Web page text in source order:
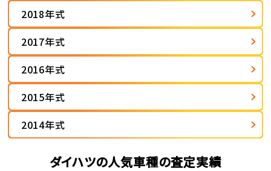
2018年式
2017年式
2016年式
2015年式
2014年式
ダイハツの人気車種の査定実績